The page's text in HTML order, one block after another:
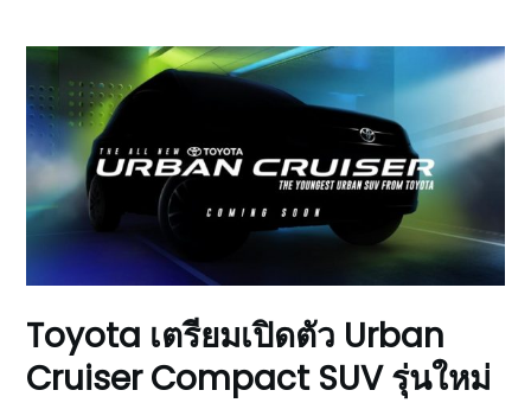
Toyota เตรียมเปิดตัว Urban
Cruiser Compact SUV รุ่นใหม่